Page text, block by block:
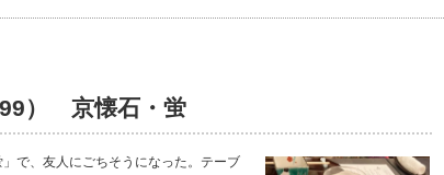
） 京懐石・蛍
で、友人にごちそうになった。テーブ